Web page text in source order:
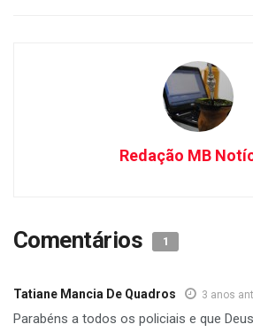
Redação MB
Comentários 1
Tatiane Mancia De Quadros 3 anos
Parabéns a todos os policiais e que